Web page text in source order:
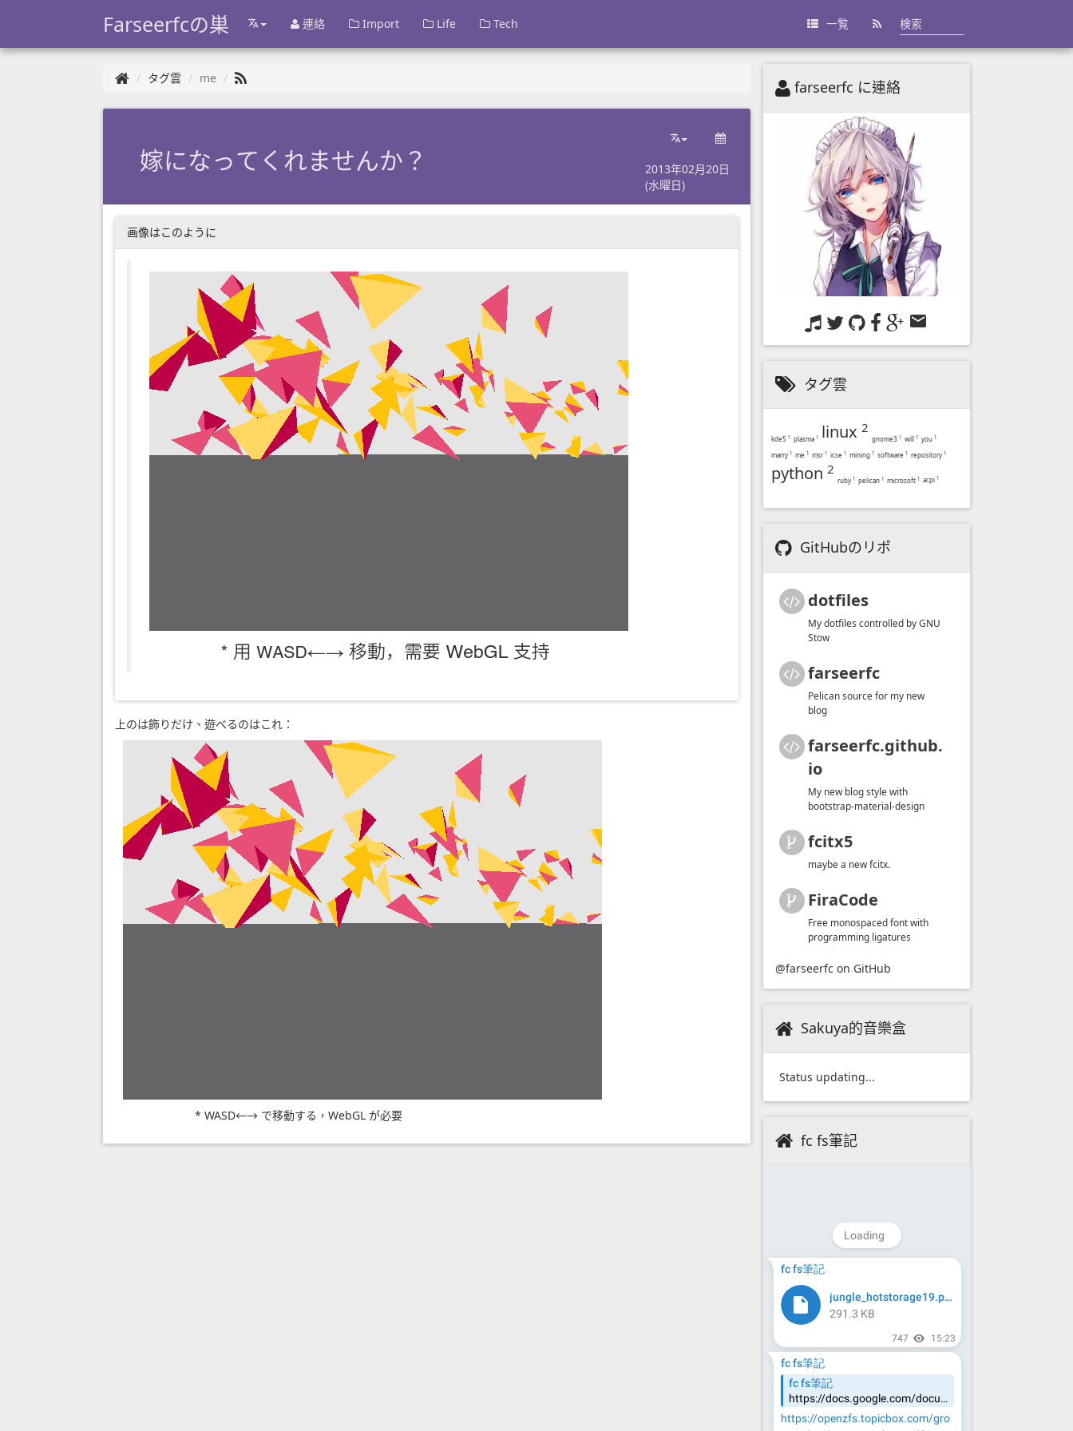
Farseerfcの巣 連絡 Import Life Tech 一覧
タグ雲 me
嫁になってくれませんか？
2013年02月20日
(水曜日)
画像はこのように
上のは飾りだけ、遊べるのはこれ：
* WASD←→ で移動する，WebGL が必要
farseerfc に連絡
タグ雲
kde5 1 plasma 1 linux 2
gnome3 1 will 1 you 1
marry 1 me 1 msr 1 icse 1 mining 1 software 1 repository 1
python 2
ruby 1 pelican 1 microsoft 1 acpi 1
GitHubのリポ
dotfiles
My dotfiles controlled by GNU
Stow
farseerfc
Pelican source for my new
blog
farseerfc.github.
io
My new blog style with
bootstrap-material-design
fcitx5
maybe a new fcitx.
FiraCode
Free monospaced font with
programming ligatures
@farseerfc on GitHub
Sakuya的音樂盒
Status updating...
fc fs筆記